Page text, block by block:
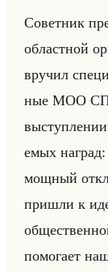
Со­вет­ник
об­ласт­ной
вру­чил
ные МОО
емых
мощный
пришли к
помогает